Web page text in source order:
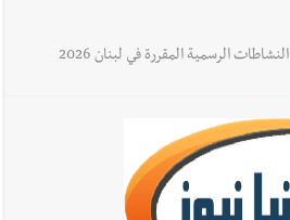
الرسمية المقررة في لبنان 2026